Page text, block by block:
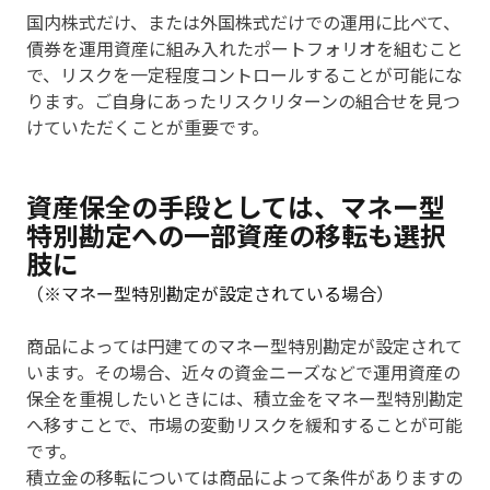
国内株式だけ、または外国株式だけでの運用に比べて、
債券を運用資産に組み入れたポートフォリオを組むこと
で、リスクを一定程度コントロールすることが可能にな
ります。ご自身にあったリスクリターンの組合せを見つ
けていただくことが重要です。
資産保全の手段としては、マネー型
特別勘定への一部資産の移転も選択
肢に
（※マネー型特別勘定が設定されている場合）
商品によっては円建てのマネー型特別勘定が設定されて
います。その場合、近々の資金ニーズなどで運用資産の
保全を重視したいときには、積立金をマネー型特別勘定
へ移すことで、市場の変動リスクを緩和することが可能
です。
積立金の移転については商品によって条件がありますの